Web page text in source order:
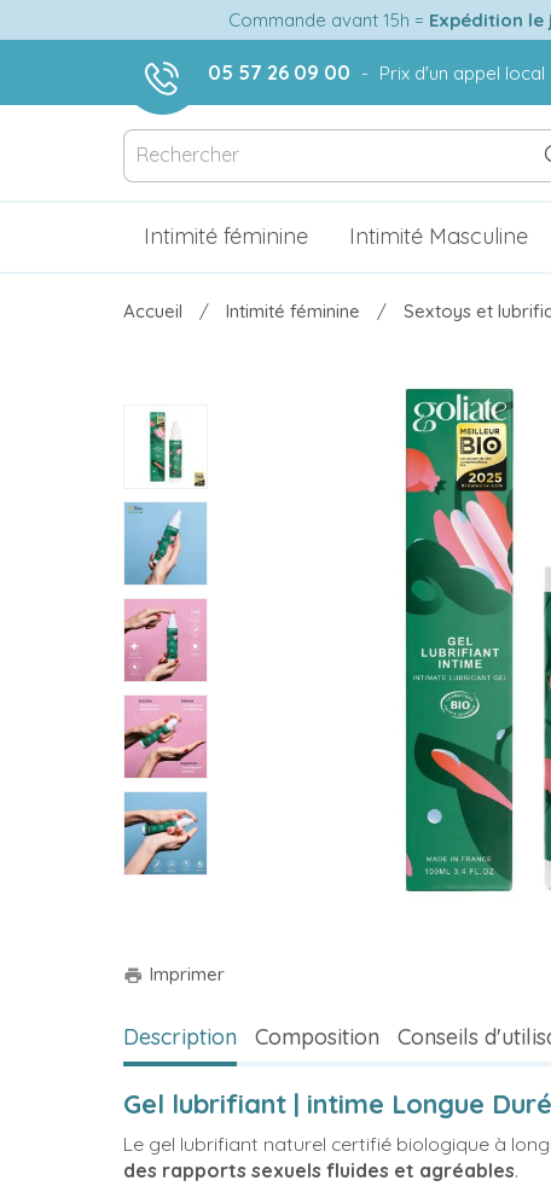
Commande avant 15h = Expédition le
05 57 26 09 00 - Prix d'un appel local
Intimité féminine Intimité Masculine
Accueil Intimité féminine Sextoys et
print Imprimer
Description Composition Conseils
Gel lubrifiant | intime Longue
Le gel lubrifiant naturel certifié biologique à
des rapports sexuels fluides et agréables.